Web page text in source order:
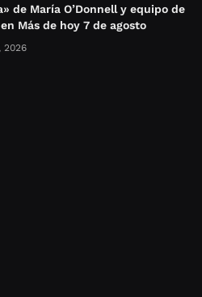
de María O’Donnell y equipo de
Más de hoy 7 de agosto
2026